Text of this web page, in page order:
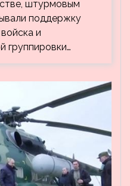
штурмовым
поддержку
и
группировки…